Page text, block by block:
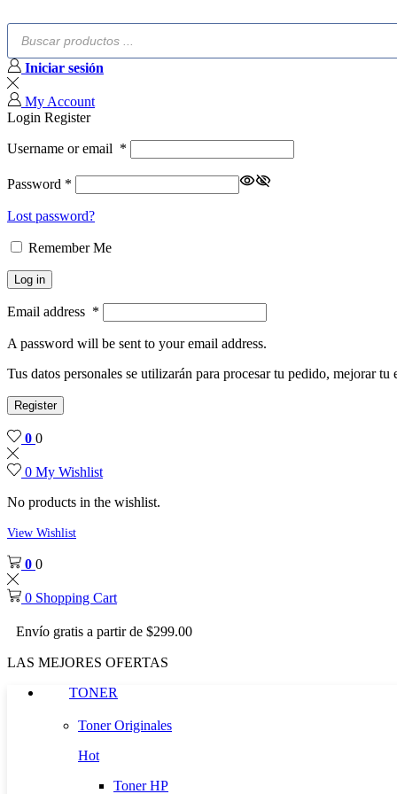
Búsqueda
productos
Iniciar sesión
My Account
Login Register
Username or email *
Password *
Lost password?
Remember Me
Log in
Email address *
A password will be sent to your email address.
Tus datos personales se utilizarán para procesar tu pedido, mejorar
Register
0 0
0 My Wishlist
No products in the wishlist.
View Wishlist
0 0
0 Shopping Cart
Envío gratis a partir de $299.00
LAS MEJORES OFERTAS
TONER
Toner Originales
Hot
Toner HP